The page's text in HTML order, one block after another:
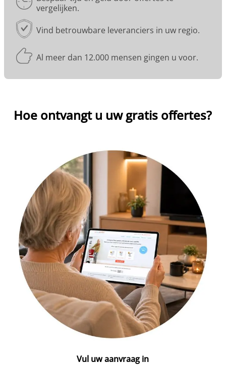
vergelijken.
Vind betrouwbare leveranciers in uw regio.
Al meer dan 12.000 mensen gingen u voor.
Hoe ontvangt u uw gratis offertes?
Vul uw aanvraag in